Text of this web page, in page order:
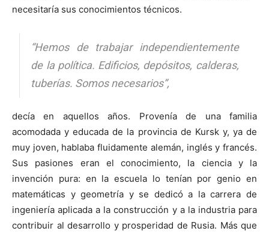
necesitaría sus conocimientos técnicos.
“Hemos de trabajar independientemente
de la política. Edificios, depósitos, calderas,
tuberías. Somos necesarios”,
decía en aquellos años. Provenía de una familia
acomodada y educada de la provincia de Kursk y, ya de
muy joven, hablaba fluidamente alemán, inglés y francés.
Sus pasiones eran el conocimiento, la ciencia y la
invención pura: en la escuela lo tenían por genio en
matemáticas y geometría y se dedicó a la carrera de
ingeniería aplicada a la construcción y a la industria para
contribuir al desarrollo y prosperidad de Rusia. Más que